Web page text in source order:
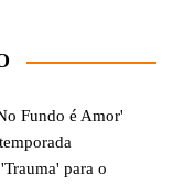
Fundo é Amor'
para o